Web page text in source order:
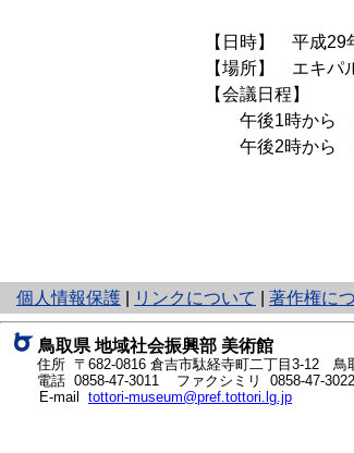
【日時】 平成29
【場所】 エキパ
【会議日程】
午後1時から 県
午後2時から
個人情報保護
と
り
ネ
ッ
ト
へ
リンクについて 著作権に
鳥取県 地域社会振興部 美術館
住所 〒682-0816 倉吉市駄経寺町二丁目3-12 鳥
電話 0858-47-3011
ファクシミリ 0858-47-3022
E-mail tottori-museum@pref.tottori.lg.jp